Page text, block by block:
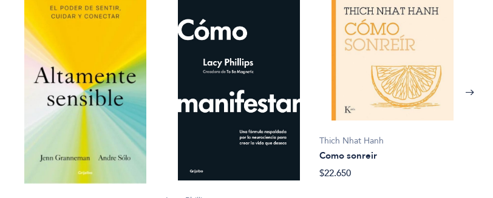
Thich Nhat Hanh
Como sonreir
$22.650